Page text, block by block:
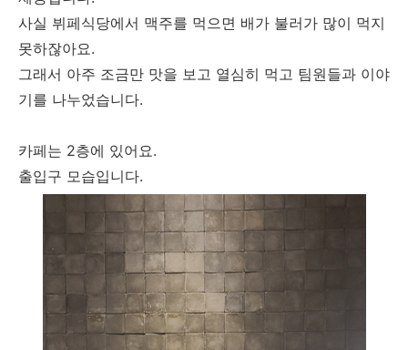
사실 뷔페식당에서 맥주를 먹으면 배가 불러가 많이 먹지
못하잖아요.
그래서 아주 조금만 맛을 보고 열심히 먹고 팀원들과 이야
기를 나누었습니다.
카페는 2층에 있어요.
출입구 모습입니다.